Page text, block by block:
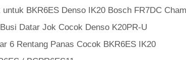
BKR6ES Denso IK20 Bosch FR7DC
Datar Jok Cocok Denso K20PR-U
6 Rentang Panas Cocok BKR6ES IK20